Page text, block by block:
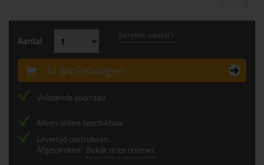
Aantal bereken aantal >
In winkelwagen
Voldoende voorraad
Alleen online beschikbaar
Levertijd controleren...
Afgesproken! Bekijk onze reviews